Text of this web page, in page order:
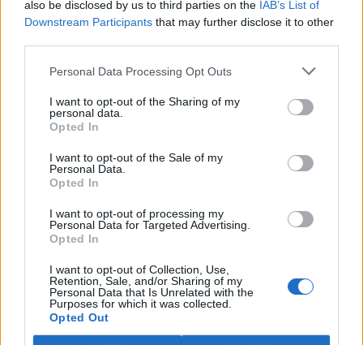
also be disclosed by us to third parties on the IAB’s List of
Downstream Participants that may further disclose it to other
Personal Data Processing Opt Outs
I want to opt-out of the Sharing of my
personal data.
Opted In
I want to opt-out of the Sale of my
Personal Data.
Opted In
I want to opt-out of processing my
Personal Data for Targeted Advertising.
Opted In
I want to opt-out of Collection, Use,
Retention, Sale, and/or Sharing of my
Personal Data that Is Unrelated with the
Purposes for which it was collected.
Opted Out
tiskové zprávě nawebucelníků to oznámila mluvčí Celní správy ČR
Martina Kaňková. Případem se zabývá policie.
Island vyhostí aktivisty bojující proti lovu velryb,
pronásledovali velrybáře
5.8.2026 19:54 (ČTK)
Islandské úřady nařídily
poté, co minulý týden
pobřežní stráž s policií zabavily
jejich loď, která pronásledovala velrybářské plavidlo. Pasažéři lodi
Watsona jsou od té doby zadržováni v Reykjavíku. Sám Watson na
palubě nebyl. Píše o tom agentura AFP s odvoláním na islandskou
Záchranná stanice v Praze přijímá kvůli vedrům více
volně žijících zvířat
5.8.2026 17:40 | PRAHA (
Kvůli vysokým letním